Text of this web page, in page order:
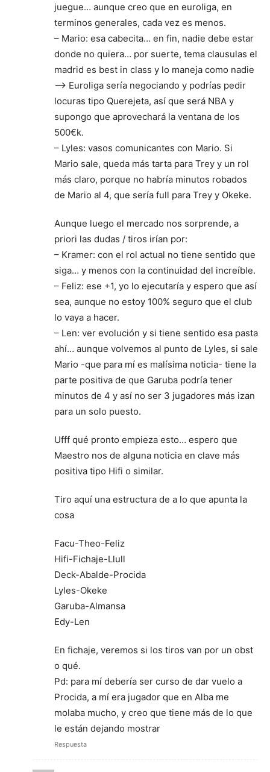
juegue… aunque creo que en euroliga, en
terminos generales, cada vez es menos.
– Mario: esa cabecita… en fin, nadie debe estar
donde no quiera… por suerte, tema clausulas el
madrid es best in class y lo maneja como nadie
–> Euroliga sería negociando y podrías pedir
locuras tipo Querejeta, así que será NBA y
supongo que aprovechará la ventana de los
500€k.
– Lyles: vasos comunicantes con Mario. Si
Mario sale, queda más tarta para Trey y un rol
más claro, porque no habría minutos robados
de Mario al 4, que sería full para Trey y Okeke.
Aunque luego el mercado nos sorprende, a
priori las dudas / tiros irían por:
– Kramer: con el rol actual no tiene sentido que
siga… y menos con la continuidad del increíble.
– Feliz: ese +1, yo lo ejecutaría y espero que así
sea, aunque no estoy 100% seguro que el club
lo vaya a hacer.
– Len: ver evolución y si tiene sentido esa pasta
ahí… aunque volvemos al punto de Lyles, si sale
Mario -que para mí es malísima noticia- tiene la
parte positiva de que Garuba podría tener
minutos de 4 y así no ser 3 jugadores más izan
para un solo puesto.
Ufff qué pronto empieza esto… espero que
Maestro nos de alguna noticia en clave más
positiva tipo Hifi o similar.
Tiro aquí una estructura de a lo que apunta la
cosa
Facu-Theo-Feliz
Hifi-Fichaje-Llull
Deck-Abalde-Procida
Lyles-Okeke
Garuba-Almansa
Edy-Len
En fichaje, veremos si los tiros van por un obst
o qué.
Pd: para mí debería ser curso de dar vuelo a
Procida, a mí era jugador que en Alba me
molaba mucho, y creo que tiene más de lo que
le están dejando mostrar
Respuesta